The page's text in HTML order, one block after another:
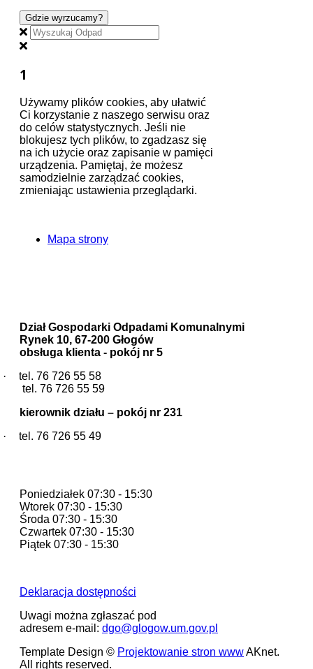
Gdzie wyrzucamy?
1
Używamy plików cookies, aby ułatwić
Ci korzystanie z naszego serwisu oraz
do celów statystycznych. Jeśli nie
blokujesz tych plików, to zgadzasz się
na ich użycie oraz zapisanie w pamięci
urządzenia. Pamiętaj, że możesz
samodzielnie zarządzać cookies,
zmieniając ustawienia przeglądarki.
Mapa strony
Dział Gospodarki Odpadami Komunalnymi
Rynek 10, 67-200 Głogów
obsługa klienta - pokój nr 5
·
tel. 76 726 55 58
tel. 76 726 55 59
kierownik działu – pokój nr 231
·
tel. 76 726 55 49
Poniedziałek 07:30 - 15:30
Wtorek 07:30 - 15:30
Środa 07:30 - 15:30
Czwartek 07:30 - 15:30
Piątek 07:30 - 15:30
Deklaracja dostępności
Uwagi można zgłaszać pod
adresem e-mail: dgo@glogow.um.gov.pl
Template Design © Projektowanie stron wwwAKnet.
All rights reserved.